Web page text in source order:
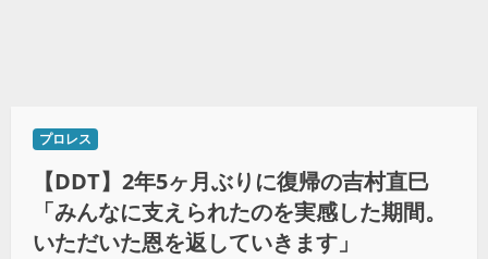
プロレス
【DDT】2年5ヶ月ぶりに復帰の吉村直巳
「みんなに支えられたのを実感した期間。
いただいた恩を返していきます」